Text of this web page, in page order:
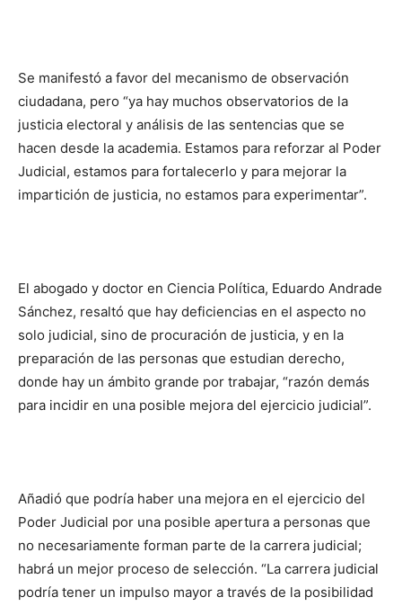
Se manifestó a favor del mecanismo de observación
ciudadana, pero “ya hay muchos observatorios de la
justicia electoral y análisis de las sentencias que se
hacen desde la academia. Estamos para reforzar al Poder
Judicial, estamos para fortalecerlo y para mejorar la
impartición de justicia, no estamos para experimentar”.
El abogado y doctor en Ciencia Política, Eduardo Andrade
Sánchez, resaltó que hay deficiencias en el aspecto no
solo judicial, sino de procuración de justicia, y en la
preparación de las personas que estudian derecho,
donde hay un ámbito grande por trabajar, “razón demás
para incidir en una posible mejora del ejercicio judicial”.
Añadió que podría haber una mejora en el ejercicio del
Poder Judicial por una posible apertura a personas que
no necesariamente forman parte de la carrera judicial;
habrá un mejor proceso de selección. “La carrera judicial
podría tener un impulso mayor a través de la posibilidad